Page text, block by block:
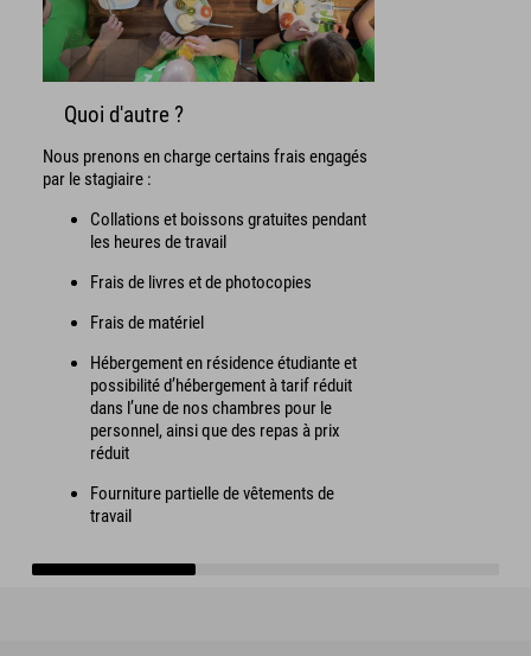
Quoi d'autre ?
Nous prenons en charge certains frais engagés
par le stagiaire :
Collations et boissons gratuites pendant
les heures de travail
Frais de livres et de photocopies
Frais de matériel
Hébergement en résidence étudiante et
possibilité d’hébergement à tarif réduit
dans l’une de nos chambres pour le
personnel, ainsi que des repas à prix
réduit
Fourniture partielle de vêtements de
travail